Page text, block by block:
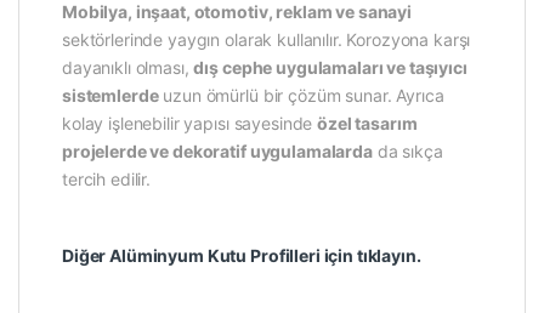
Mobilya, inşaat, otomotiv, reklam ve sanayi
sektörlerinde yaygın olarak kullanılır. Korozyona karşı
dayanıklı olması,dış cephe uygulamaları ve taşıyıcı
sistemlerdeuzun ömürlü bir çözüm sunar. Ayrıca
kolay işlenebilir yapısı sayesindeözel tasarım
projelerde ve dekoratif uygulamalardada sıkça
tercih edilir.
Diğer Alüminyum Kutu Profilleri için tıklayın.